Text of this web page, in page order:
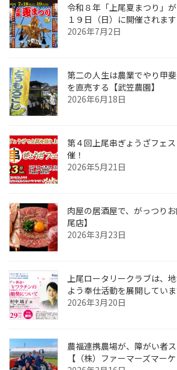
令和８年「上尾夏まつり」
１９日（日）に開催されます
2026年7月2日
第二の人生は農業でやり甲
を直売する【武笠農園】
2026年6月18日
第４回上尾串ぎょうざフェ
催！
2026年5月21日
肉屋の居酒屋で、がっつり
尾店】
2026年3月23日
上尾ロータリークラブは、
よう奉仕活動を展開してい
2026年3月20日
農福連携農場が、障がい者
【（株）ファーマーズマー